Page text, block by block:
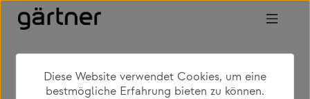
Zum Hauptinhalt springen
shop produkte
accessoires
Diese Website verwendet Cookies, um eine
bestmögliche Erfahrung bieten zu können.